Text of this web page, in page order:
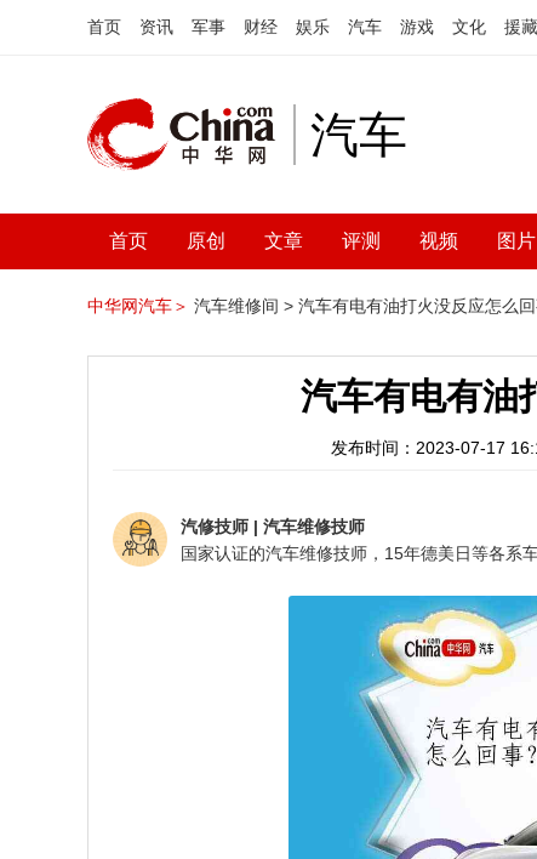
首页 资讯 军事 财经 娱乐 汽车 游戏 文化 援藏
汽车
首页 原创 文章 评测 视频 图片
中华网汽车＞ 汽车维修间 > 汽车有电有油打火没反应怎么回
汽车有电有油
发布时间：2023-07-17
汽修技师 | 汽车维修技师